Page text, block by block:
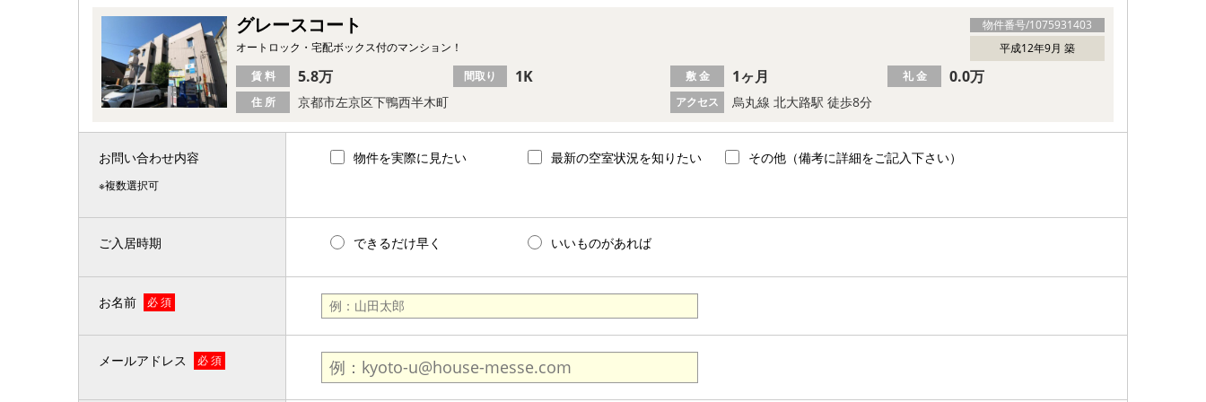
物件番号/1075931403
グレースコート
平成12年9月 築
オートロック・宅配ボックス付のマンション！
住 所 京都市左京区下鴨西半木町 アクセス 烏丸線 北大路駅 徒歩8分
賃 料 5.8万 間取り 1K 敷 金 1ヶ月 礼 金 0.0万
お問い合わせ内容
※複数選択可
物件を実際に見たい 最新の空室状況を知りたい その他（備考に詳細をご記入下さい）
ご入居時期 できるだけ早く いいものがあれば
お名前 必 須
メールアドレス 必 須